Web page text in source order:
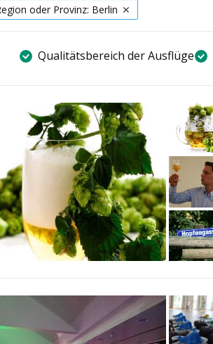
oder Provinz: Berlin
Qualitätsbereich der Ausflüge